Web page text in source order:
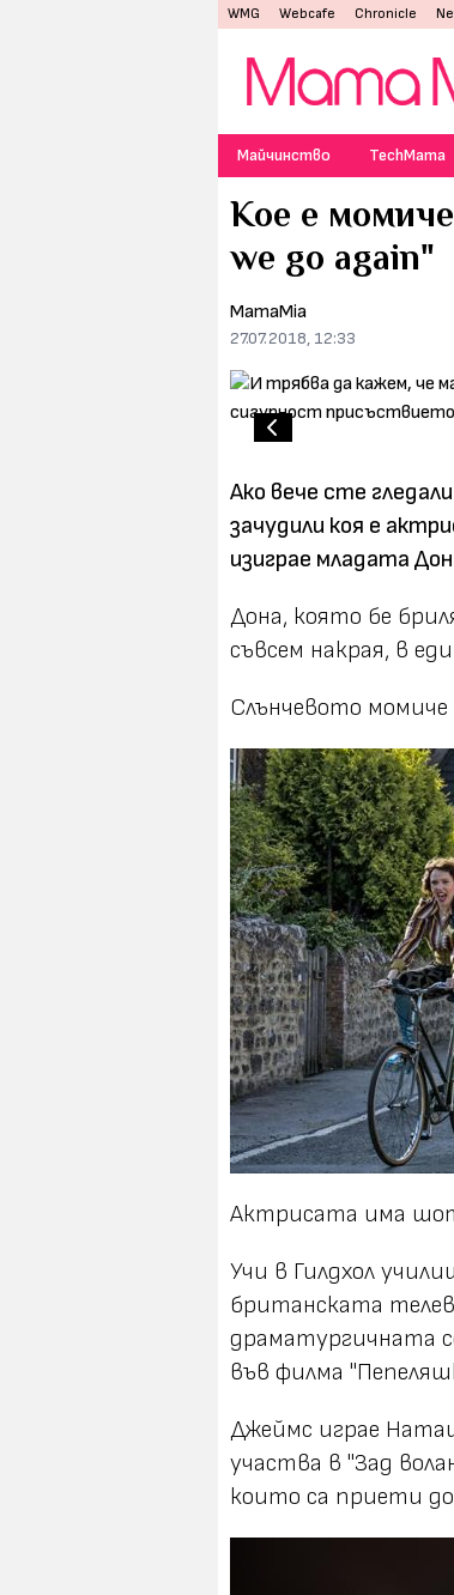
WMG Webcafe Chronicle
Майчинство TechMama
Кое е
we go again"
MamaMia
27.07.2018, 12:33
Ако вече сте
зачудили коя е
изиграе младата
Дона, която бе
съвсем накрая, в
Слънчевото момиче
Актрисата има
Учи в Гилдхол
британската
драматургичната
във филма
Джеймс играе
участва в "Зад
които са приети